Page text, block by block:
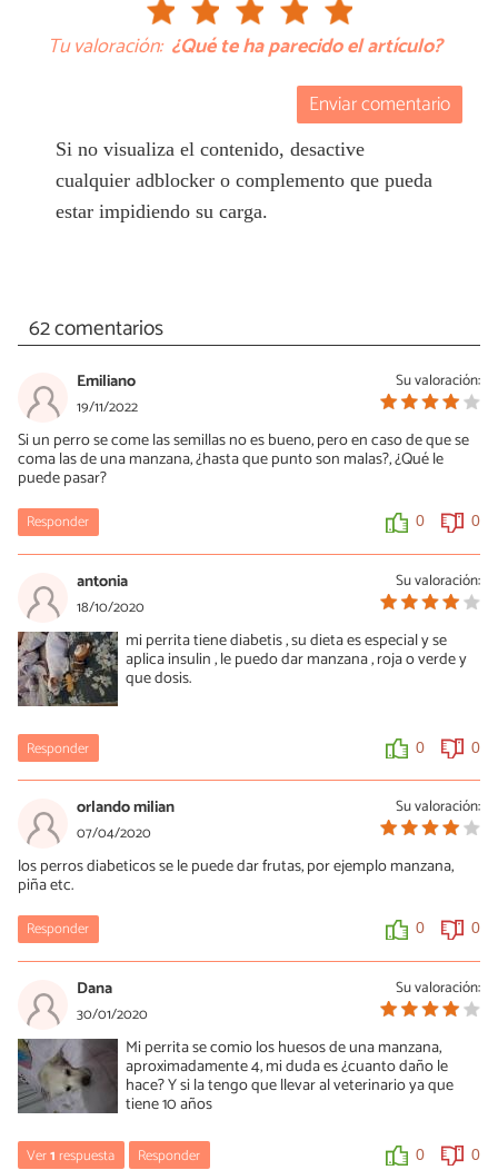
Tu valoración: ¿Qué te ha parecido el artículo?
Enviar comentario
Si no visualiza el contenido, desactive
cualquier adblocker o complemento que pueda
estar impidiendo su carga.
62 comentarios
Su valoración:
Emiliano
19/11/2022
Si un perro se come las semillas no es bueno, pero en caso de que se
coma las de una manzana, ¿hasta que punto son malas?, ¿Qué le
puede pasar?
Responder 0 0
Su valoración:
antonia
18/10/2020
mi perrita tiene diabetis , su dieta es especial y se
aplica insulin , le puedo dar manzana , roja o verde y
que dosis.
Responder 0 0
Su valoración:
orlando milian
07/04/2020
los perros diabeticos se le puede dar frutas, por ejemplo manzana,
piña etc.
Responder 0 0
Su valoración:
Dana
30/01/2020
Mi perrita se comio los huesos de una manzana,
aproximadamente 4, mi duda es ¿cuanto daño le
hace? Y si la tengo que llevar al veterinario ya que
tiene 10 años
Ver1respuesta Responder 0 0